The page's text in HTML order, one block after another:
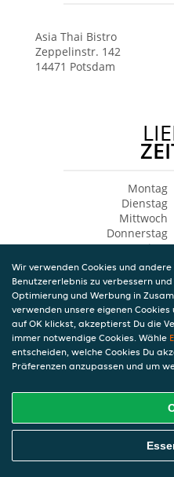
Asia Thai Bistro
Zeppelinstr. 142
14471 Potsdam
Montag
Dienstag
Mittwoch
Donnerstag
Freitag
Samstag
Sonntag
Wir verwenden Cookies und andere
Benutzererlebnis zu verbessern
Optimierung und Werbung in
verwenden unsere eigenen Cookies
auf OK klickst, akzeptierst Du die
immer notwendige Cookies. Wähle
entscheiden, welche Cookies Du
Präferenzen anzupassen und um